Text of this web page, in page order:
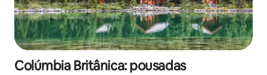
Colúmbia Britânica: pousadas